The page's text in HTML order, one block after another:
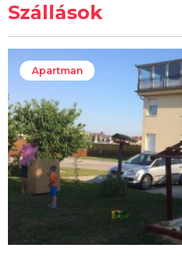
Szállások
Apartman